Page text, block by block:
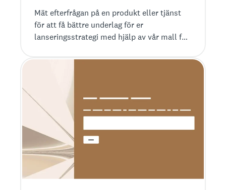
Mät efterfrågan på en produkt eller tjänst
för att få bättre underlag för er
lanseringsstrategi med hjälp av vår mall för